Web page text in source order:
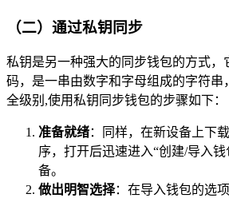
（二）通过私钥同步
私钥是另一种强大的同步钱包的方式，
码，是一串由数字和字母组成的字符串
全级别,使用私钥同步钱包的步骤如下：
准备就绪：同样，在新设备上下
序，打开后迅速进入“创建/导入
备。
做出明智选择：在导入钱包的选